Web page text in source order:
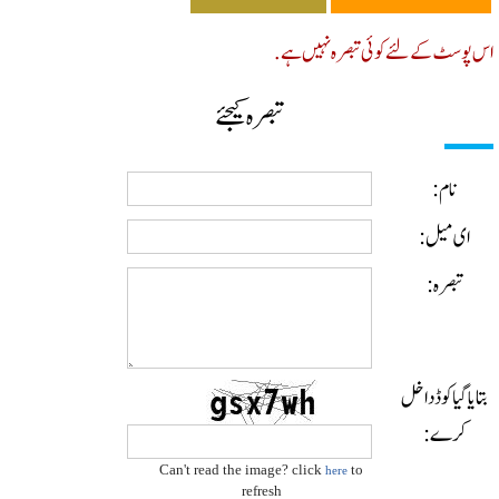
کے لئے کوئی تبصرہ نہیں ہے.
تبصرہ کیجئے
نام:
ای میل:
تبصرہ:
گیا کوڈ داخل
کرے:
Can't read the image? clickhere
refresh